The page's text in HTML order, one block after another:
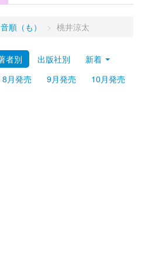
順（も） > 桃井涼太
者別 出版社別
新着
8月発売 9月発売 10月発売